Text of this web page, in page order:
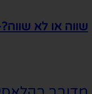
שווה או לא